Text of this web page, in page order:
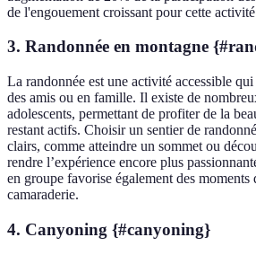
de l'engouement croissant pour cette
3. Randonnée en montagne
La randonnée est une activité accessible
des amis ou en famille. Il existe de
adolescents, permettant de profiter de la
restant actifs. Choisir un sentier de
clairs, comme atteindre un sommet ou
rendre l’expérience encore plus
en groupe favorise également des moments
camaraderie.
4. Canyoning {#canyoning}